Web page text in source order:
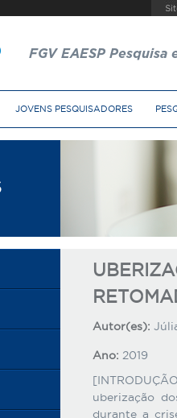
FGV EAESP Pesquisa
JOVENS PESQUISADORES
Autor(es):
Ano: 2019
uberização
durante a